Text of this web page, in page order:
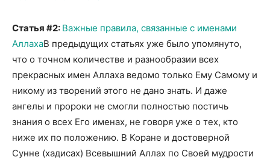
Статья #2: Важные правила, связанные с именами
АллахаВ предыдущих статьях уже было упомянуто,
что о точном количестве и разнообразии всех
прекрасных имен Аллаха ведомо только Ему Самому и
никому из творений этого не дано знать. И даже
ангелы и пророки не смогли полностью постичь
знания о всех Его именах, не говоря уже о тех, кто
ниже их по положению. В Коране и достоверной
Сунне (хадисах) Всевышний Аллах по Своей мудрости